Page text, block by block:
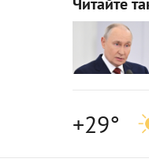
9 мая
9 мая
9 мая «У
+29°